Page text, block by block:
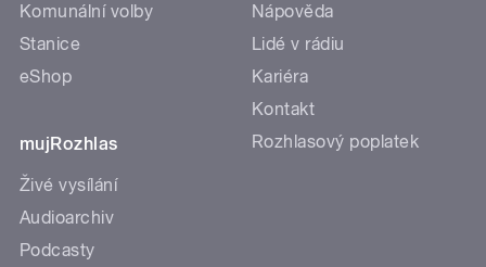
Komunální volby
Stanice
eShop
mujRozhlas
Živé vysílání
Audioarchiv
Podcasty
Nápověda
Lidé v rádiu
Kariéra
Kontakt
Rozhlasový poplatek